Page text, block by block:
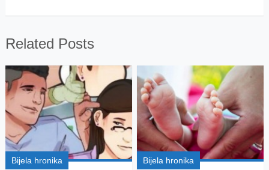
Related Posts
Bijela hronika Bijela hronika